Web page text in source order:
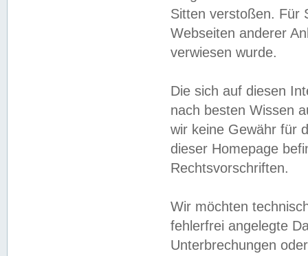
Sitten verstoßen. Für
Webseiten anderer
verwiesen wurde.
Die sich auf diesen
nach besten Wissen
wir keine Gewähr für
dieser Homepage
Rechtsvorschriften.
Wir möchten
fehlerfrei angelegte
Unterbrechungen